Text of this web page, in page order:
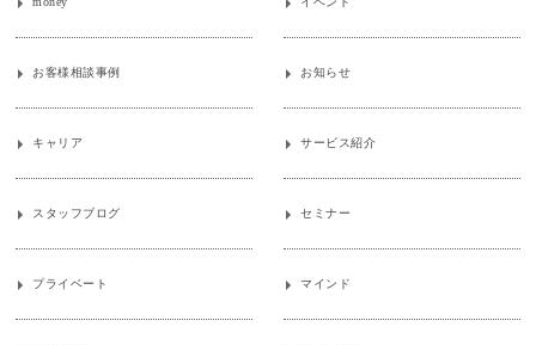
お客様相談事例 お知らせ
キャリア サービス紹介
スタッフブログ セミナー
プライベート マインド